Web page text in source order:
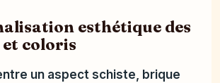
esthétique des
coloris
un aspect schiste, brique